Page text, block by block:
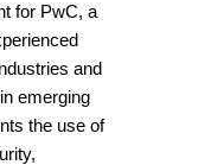
for PwC, a
and
emerging
the use of